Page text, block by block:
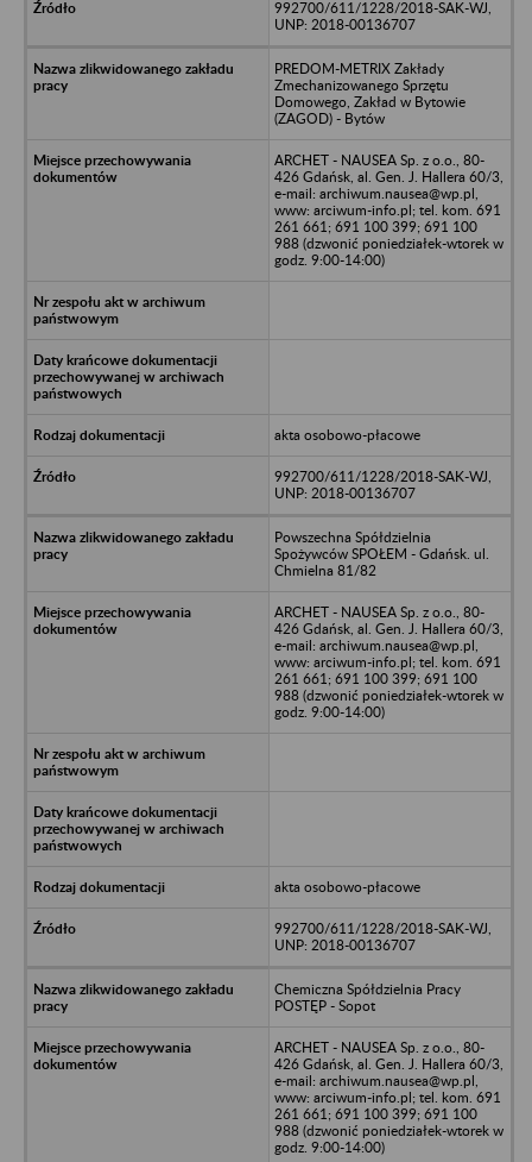
992700/611/1228/2018-SAK-WJ,
UNP: 2018-00136707
PREDOM-METRIX Zakłady
Zmechanizowanego Sprzętu
Domowego, Zakład w Bytowie
(ZAGOD) - Bytów
ARCHET - NAUSEA Sp. z o.o., 80-
426 Gdańsk, al. Gen. J. Hallera 60/3,
e-mail: archiwum.nausea@wp.pl,
www: arciwum-info.pl; tel. kom. 691
261 661; 691 100 399; 691 100
988 (dzwonić poniedziałek-wtorek w
godz. 9:00-14:00)
akta osobowo-płacowe
992700/611/1228/2018-SAK-WJ,
UNP: 2018-00136707
Powszechna Spółdzielnia
Spożywców SPOŁEM - Gdańsk. ul.
Chmielna 81/82
ARCHET - NAUSEA Sp. z o.o., 80-
426 Gdańsk, al. Gen. J. Hallera 60/3,
e-mail: archiwum.nausea@wp.pl,
www: arciwum-info.pl; tel. kom. 691
261 661; 691 100 399; 691 100
988 (dzwonić poniedziałek-wtorek w
godz. 9:00-14:00)
akta osobowo-płacowe
992700/611/1228/2018-SAK-WJ,
UNP: 2018-00136707
Chemiczna Spółdzielnia Pracy
POSTĘP - Sopot
ARCHET - NAUSEA Sp. z o.o., 80-
426 Gdańsk, al. Gen. J. Hallera 60/3,
e-mail: archiwum.nausea@wp.pl,
www: arciwum-info.pl; tel. kom. 691
261 661; 691 100 399; 691 100
988 (dzwonić poniedziałek-wtorek w
godz. 9:00-14:00)